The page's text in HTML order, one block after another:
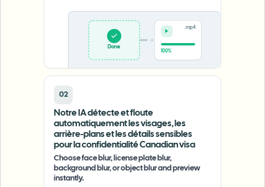
Done
100%
.mp4
02
Notre IA détecte et floute
automatiquement les visages, les
arrière-plans et les détails sensibles
pour la confidentialité Canadian visa
Choose face blur, license plate blur,
background blur, or object blur and preview
instantly.